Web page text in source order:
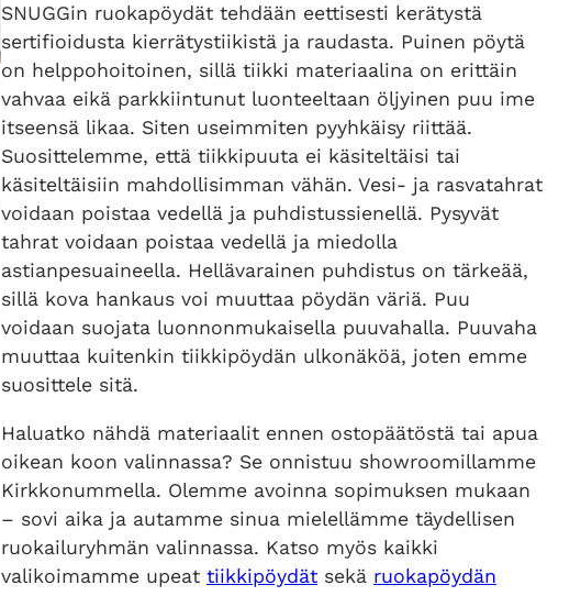
SNUGGin ruokapöydät tehdään eettisesti kerätystä
sertifioidusta kierrätystiikistä ja raudasta. Puinen pöytä
on helppohoitoinen, sillä tiikki materiaalina on erittäin
vahvaa eikä parkkiintunut luonteeltaan öljyinen puu ime
itseensä likaa. Siten useimmiten pyyhkäisy riittää.
Suosittelemme, että tiikkipuuta ei käsiteltäisi tai
käsiteltäisiin mahdollisimman vähän. Vesi- ja rasvatahrat
voidaan poistaa vedellä ja puhdistussienellä. Pysyvät
tahrat voidaan poistaa vedellä ja miedolla
astianpesuaineella. Hellävarainen puhdistus on tärkeää,
sillä kova hankaus voi muuttaa pöydän väriä. Puu
voidaan suojata luonnonmukaisella puuvahalla. Puuvaha
muuttaa kuitenkin tiikkipöydän ulkonäköä, joten emme
suosittele sitä.
Haluatko nähdä materiaalit ennen ostopäätöstä tai apua
oikean koon valinnassa? Se onnistuu showroomillamme
Kirkkonummella. Olemme avoinna sopimuksen mukaan
– sovi aika ja autamme sinua mielellämme täydellisen
ruokailuryhmän valinnassa. Katso myös kaikki
valikoimamme upeat tiikkipöydät sekä ruokapöydän